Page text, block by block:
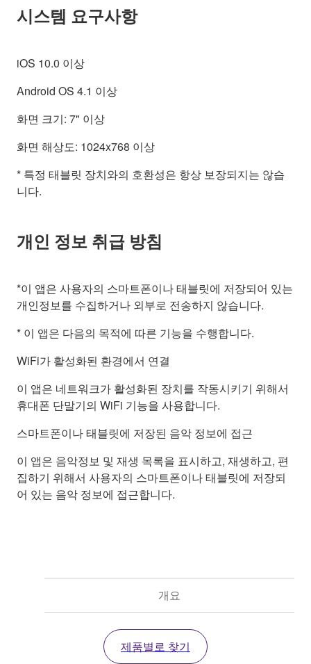
시스템 요구사항
iOS 10.0 이상
Android OS 4.1 이상
화면 크기: 7" 이상
화면 해상도: 1024x768 이상
* 특정 태블릿 장치와의 호환성은 항상 보장되지는 않습
니다.
개인 정보 취급 방침
*이 앱은 사용자의 스마트폰이나 태블릿에 저장되어 있는
개인정보를 수집하거나 외부로 전송하지 않습니다.
* 이 앱은 다음의 목적에 따른 기능을 수행합니다.
WiFi가 활성화된 환경에서 연결
이 앱은 네트워크가 활성화된 장치를 작동시키기 위해서
휴대폰 단말기의 WiFi 기능을 사용합니다.
스마트폰이나 태블릿에 저장된 음악 정보에 접근
이 앱은 음악정보 및 재생 목록을 표시하고, 재생하고, 편
집하기 위해서 사용자의 스마트폰이나 태블릿에 저장되
어 있는 음악 정보에 접근합니다.
개요
제품별로 찾기